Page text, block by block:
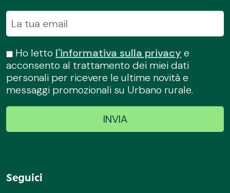
Ho letto l'informativa sulla privacye
acconsento al trattamento dei miei dati
personali per ricevere le ultime novità e
messaggi promozionali su Urbano rurale.
Seguici